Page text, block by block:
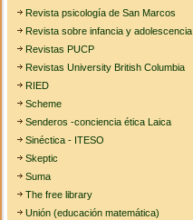
Revista psicología de San Marcos
Revista sobre infancia y adolescencia
Revistas PUCP
Revistas University British Columbia
RIED
Scheme
Senderos -conciencia ética Laica
Sinéctica - ITESO
Skeptic
Suma
The free library
Unión (educación matemática)